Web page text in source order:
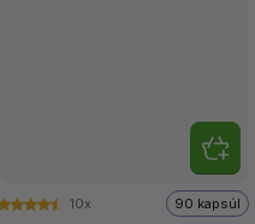
10x 90 kapsúl